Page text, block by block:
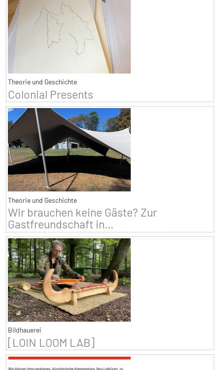
Theorie und Geschichte
Colonial Presents
Theorie und Geschichte
Wir brauchen keine Gäste? Zur
Gastfreundschaft in...
Bildhauerei
[LOIN LOOM LAB]